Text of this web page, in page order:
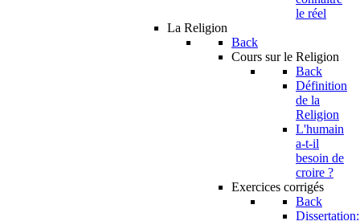
le réel
La Religion
Back
Cours sur le Religion
Back
Définition
de la
Religion
L'humain
a-t-il
besoin de
croire ?
Exercices corrigés
Back
Dissertation: